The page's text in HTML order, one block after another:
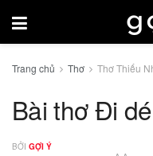
Trang chủ Thơ Thơ Thiếu
Bài thơ Đi
BỞI GỢI Ý